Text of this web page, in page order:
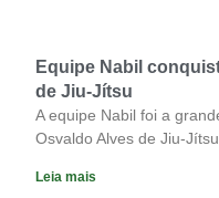
Equipe Nabil
de Jiu-Jítsu
A equipe Nabil foi a
Osvaldo Alves de Jiu-
Leia mais